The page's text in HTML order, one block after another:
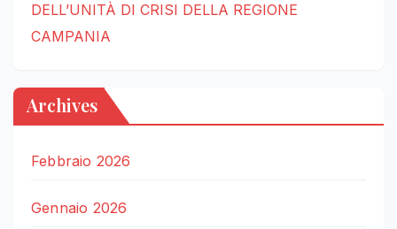
DELL’UNITÀ DI CRISI DELLA REGIONE
CAMPANIA
Archives
Febbraio 2026
Gennaio 2026